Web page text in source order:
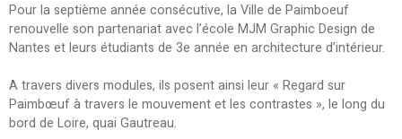
Pour la septième année consécutive, la Ville de Paimboeuf
renouvelle son partenariat avec l’école MJM Graphic Design de
Nantes et leurs étudiants de 3e année en architecture d’intérieur.
A travers divers modules, ils posent ainsi leur « Regard sur
Paimbœuf à travers le mouvement et les contrastes », le long du
bord de Loire, quai Gautreau.